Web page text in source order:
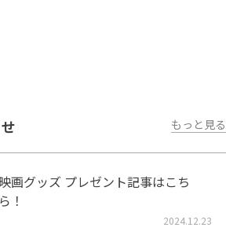
もっと見る
映画グッズ プレゼント記事はこち
ら！
2024.12.23